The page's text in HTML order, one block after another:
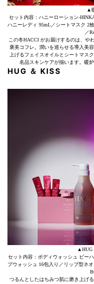
▲
セット内容：ハニーローション-
ハニーレディ 95mL／シートマスク 2
／
この冬HACCI がお届けするのは、や
褒美コフレ。潤いを巡らせる導入美
上げるフェイスオイルとシートマス
名品スキンケアが揃います。暖
HUG ＆ KISS
▲HUG
セット内容：ボディウォッシュ ビー
プウォッシュ 16包入り／リップ型ネ
つるんとしたはちみつ肌に磨き上げ